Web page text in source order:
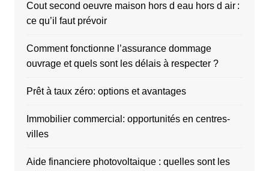
Cout second oeuvre maison hors d eau hors d air :
ce qu’il faut prévoir
Comment fonctionne l’assurance dommage
ouvrage et quels sont les délais à respecter ?
Prêt à taux zéro: options et avantages
Immobilier commercial: opportunités en centres-
villes
Aide financiere photovoltaique : quelles sont les